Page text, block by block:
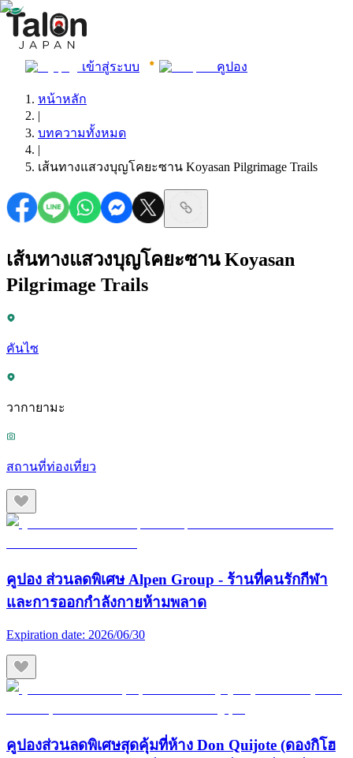
เข้าสู่ระบบ คูปอง
หน้าหลัก
|
บทความทั้งหมด
|
เส้นทางแสวงบุญโคยะซาน Koyasan Pilgrimage Trails
เส้นทางแสวงบุญโคยะซาน Koyasan
Pilgrimage Trails
คันไซ
วากายามะ
สถานที่ท่องเที่ยว
คูปอง ส่วนลดพิเศษ Alpen Group - ร้านที่คนรักกีฬา
และการออกกำลังกายห้ามพลาด
Expiration date: 2026/06/30
คูปองส่วนลดพิเศษสุดคุ้มที่ห้าง Don Quijote (ดองกิโฮ